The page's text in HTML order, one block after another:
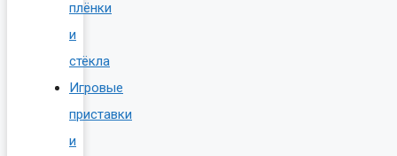
плёнки
и
стёкла
Игровые
приставки
и